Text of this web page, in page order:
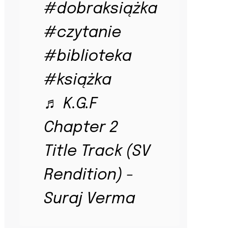
#dobraksiążka
#czytanie
#biblioteka
#książka
♬ K.G.F
Chapter 2
Title Track (SV
Rendition) -
Suraj Verma